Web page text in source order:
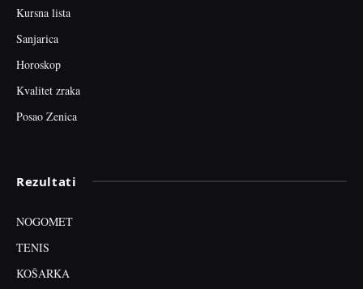
Kursna lista
Sanjarica
Horoskop
Kvalitet zraka
Posao Zenica
Rezultati
NOGOMET
TENIS
KOŠARKA